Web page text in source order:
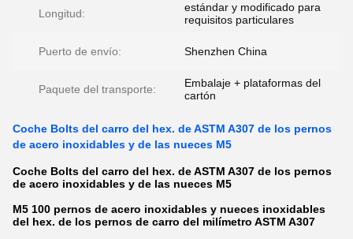
Longitud:
estándar y modificado para
requisitos particulares
Puerto de envío: Shenzhen China
Paquete del transporte:
Embalaje + plataformas del
cartón
Coche Bolts del carro del hex. de ASTM A307 de los pernos
de acero inoxidables y de las nueces M5
Coche Bolts del carro del hex. de ASTM A307 de los pernos
de acero inoxidables y de las nueces M5
M5 100 pernos de acero inoxidables y nueces inoxidables
del hex. de los pernos de carro del milímetro ASTM A307